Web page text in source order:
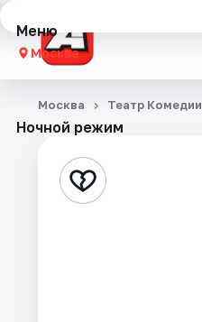
Меню
Москва
Концерты
Стендап
Ночной режим
Москва Театр Комедии